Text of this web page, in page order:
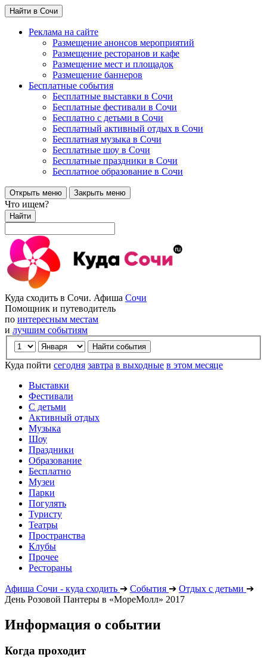
Найти в Сочи
Реклама на сайте
Размещение анонсов мероприятий
Размещение ресторанов и кафе
Размещение мест и площадок
Размещение баннеров
Бесплатные события
Бесплатные выставки в Сочи
Бесплатные фестивали в Сочи
Бесплатно с детьми в Сочи
Бесплатный активный отдых в Сочи
Бесплатная музыка в Сочи
Бесплатные шоу в Сочи
Бесплатные праздники в Сочи
Бесплатное образование в Сочи
Открыть меню Закрыть меню
Что ищем?
Найти
Куда сходить в Сочи. Афиша Сочи
Помощник и путеводитель
по интересным местам
и лучшим событиям
Куда пойти сегодня завтра в выходные в этом месяце
Выставки
Фестивали
С детьми
Активный отдых
Музыка
Шоу
Праздники
Образование
Бесплатно
Музеи
Парки
Погулять
Туристу
Театры
Пространства
Клубы
Прочее
Рестораны
Афиша Сочи - куда сходить ➔ События ➔ Отдых с детьми ➔
День Розовой Пантеры в «МореМолл» 2017
Информация о событии
Когда проходит